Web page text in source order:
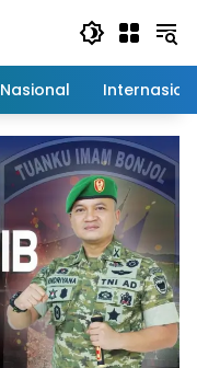
Nasional